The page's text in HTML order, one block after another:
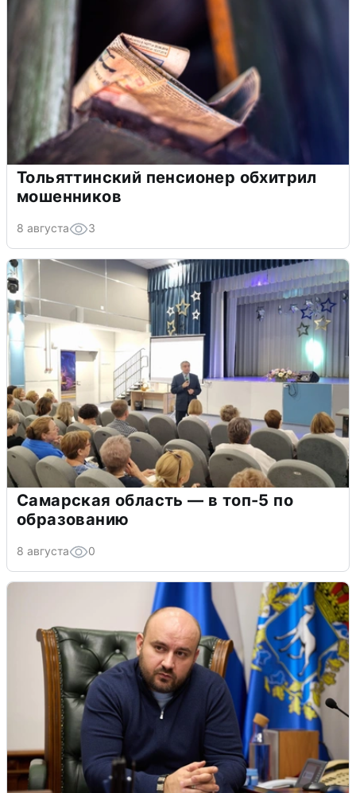
Тольяттинский пенсионер обхитрил
мошенников
8 августа 3
Самарская область — в топ-5 по
образованию
8 августа 0